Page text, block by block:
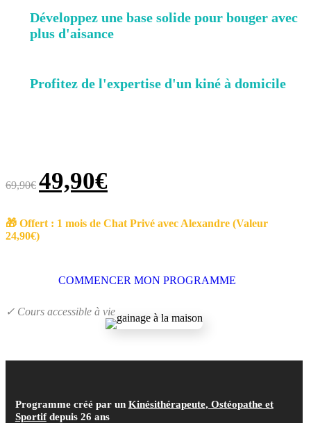
Développez une base solide pour bouger avec
plus d'aisance
Profitez de l'expertise d'un kiné à domicile
69,90€ 49,90€
🎁 Offert : 1 mois de Chat Privé avec Alexandre (Valeur
24,90€)
COMMENCER MON PROGRAMME
✓ Cours accessible à vie
Programme créé par un Kinésithérapeute, Ostéopathe et
Sportifdepuis 26 ans